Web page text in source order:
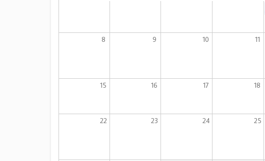
8 9 10 11
15 16 17 18
22 23 24 25